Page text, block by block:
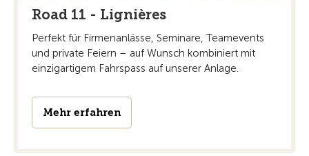
Road 11 - Lignières
Perfekt für Firmenanlässe, Seminare, Teamevents
und private Feiern – auf Wunsch kombiniert mit
einzigartigem Fahrspass auf unserer Anlage.
Mehr erfahren